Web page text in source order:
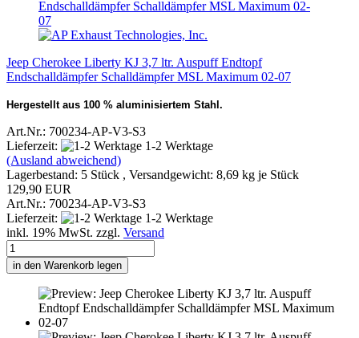
Jeep Cherokee Liberty KJ 3,7 ltr. Auspuff Endtopf
Endschalldämpfer Schalldämpfer MSL Maximum 02-07
Hergestellt aus 100 % aluminisiertem Stahl.
Art.Nr.: 700234-AP-V3-S3
Lieferzeit:
1-2 Werktage
(Ausland abweichend)
Lagerbestand: 5 Stück , Versandgewicht: 8,69 kg je Stück
129,90 EUR
Art.Nr.: 700234-AP-V3-S3
Lieferzeit:
1-2 Werktage
inkl. 19% MwSt. zzgl. Versand
in den Warenkorb legen